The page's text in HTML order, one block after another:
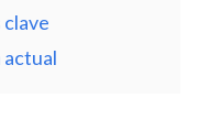
actual